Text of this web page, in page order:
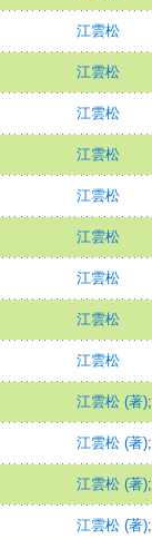
江雲松
江雲松
江雲松
江雲松
江雲松
江雲松
江雲松
江雲松
江雲松
江雲松 (著)
江雲松 (著)
江雲松 (著)
江雲松 (著)